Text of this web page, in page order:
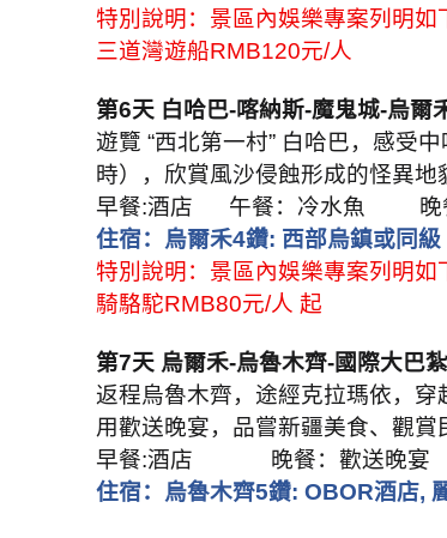
特別說明：景區內娛樂專案列明如
三道灣遊船RMB120元/人
第6天 白哈巴-喀納斯-魔鬼城-烏爾
遊覽 “西北第一村” 白哈巴，感受
時），欣賞風沙侵蝕形成的怪異
早餐:酒店 午餐：冷水魚
住宿：烏爾禾4鑽: 西部烏鎮或同級
特別說明：景區內娛樂專案列明如
騎駱駝RMB80元/人 起
第7天 烏爾禾-烏魯木齊-國際大巴紮
返程烏魯木齊，途經克拉瑪依，
用歡送晚宴，品嘗新疆美食、觀賞
早餐:酒店
晚餐：歡送晚宴
住宿： 烏魯木齊5鑽: OBOR酒店,